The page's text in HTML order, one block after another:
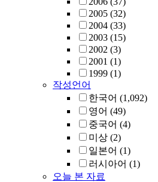
2005 (32)
2004 (33)
2003 (15)
2002 (3)
2001 (1)
1999 (1)
작성언어
한국어 (1,092)
영어 (49)
중국어 (4)
미상 (2)
일본어 (1)
러시아어 (1)
오늘 본 자료